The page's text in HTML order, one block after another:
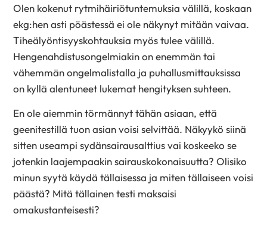
Olen kokenut rytmihäiriötuntemuksia välillä, koskaan
ekg:hen asti pöästessä ei ole näkynyt mitään vaivaa.
Tiheälyöntisyyskohtauksia myös tulee välillä.
Hengenahdistusongelmiakin on enemmän tai
vähemmän ongelmalistalla ja puhallusmittauksissa
on kyllä alentuneet lukemat hengityksen suhteen.
En ole aiemmin törmännyt tähän asiaan, että
geenitestillä tuon asian voisi selvittää. Näkyykö siinä
sitten useampi sydänsairausalttius vai koskeeko se
jotenkin laajempaakin sairauskokonaisuutta? Olisiko
minun syytä käydä tällaisessa ja miten tällaiseen voisi
päästä? Mitä tällainen testi maksaisi
omakustanteisesti?